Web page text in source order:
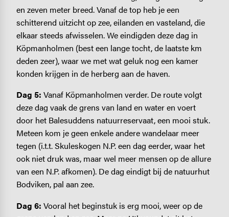
en zeven meter breed. Vanaf de top heb je een
schitterend uitzicht op zee, eilanden en vasteland, die
elkaar steeds afwisselen. We eindigden deze dag in
Köpmanholmen (best een lange tocht, de laatste km
deden zeer), waar we met wat geluk nog een kamer
konden krijgen in de herberg aan de haven.
Dag 5: Vanaf Köpmanholmen verder. De route volgt
deze dag vaak de grens van land en water en voert
door het Balesuddens natuurreservaat, een mooi stuk.
Meteen kom je geen enkele andere wandelaar meer
tegen (i.t.t. Skuleskogen N.P. een dag eerder, waar het
ook niet druk was, maar wel meer mensen op de allure
van een N.P. afkomen). De dag eindigt bij de natuurhut
Bodviken, pal aan zee.
Dag 6: Vooral het beginstuk is erg mooi, weer op de